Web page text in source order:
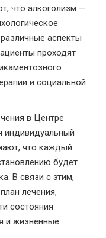
что алкоголизм —
аспекты
проходят
и социальной
в Центре
индивидуальный
что каждый
будет
В связи с этим,
лечения,
состояния
и жизненные